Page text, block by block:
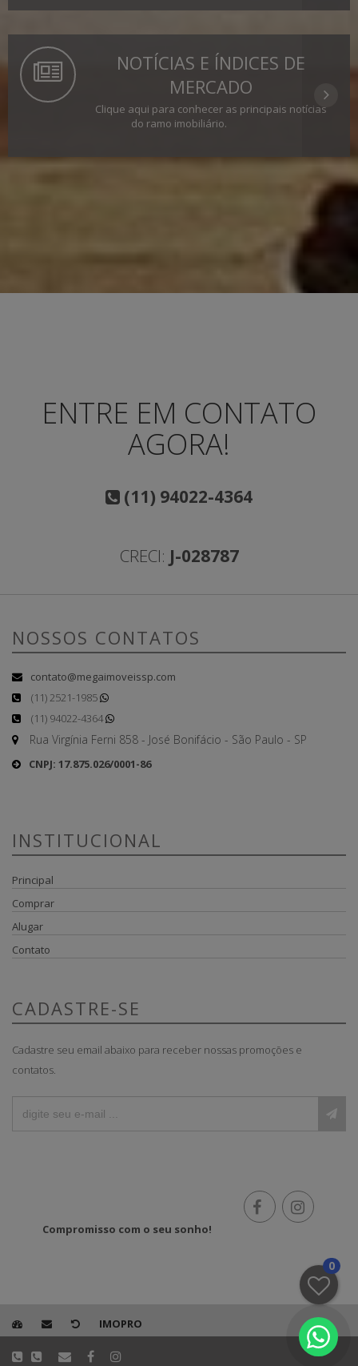
NOTÍCIAS E ÍNDICES DE
MERCADO
Clique aqui para conhecer as principais notícias
do ramo imobiliário.
ENTRE EM CONTATO
AGORA!
(11) 94022-4364
CRECI: J-028787
NOSSOS CONTATOS
contato@megaimoveissp.com
(11) 2521-1985
(11) 94022-4364
Rua Virgínia Ferni 858 - José Bonifácio - São Paulo - SP
CNPJ: 17.875.026/0001-86
INSTITUCIONAL
Principal
Comprar
Alugar
Contato
CADASTRE-SE
Cadastre seu email abaixo para receber nossas promoções e
contatos.
Compromisso com o seu sonho!
IMOPRO
0